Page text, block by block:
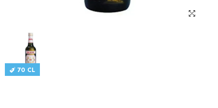
CATALOGUES
CONTACT
70 CL